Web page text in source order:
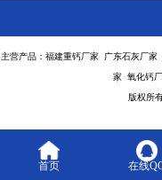
主营产品：福建重钙厂家 广东石灰厂
家 氧化钙
版权所
首页 在线